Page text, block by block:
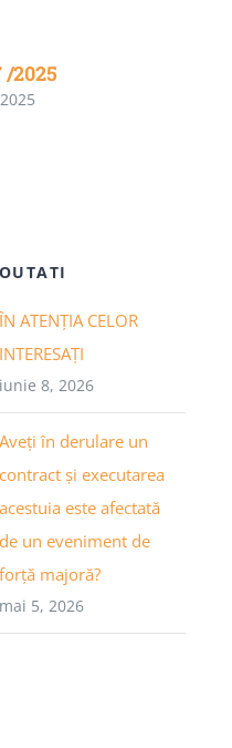
/2025
ÎN ATENȚIA CELOR
INTERESAȚI
iunie 8, 2026
Aveți în derulare un
contract și executarea
acestuia este afectată
de un eveniment de
forță majoră?
mai 5, 2026